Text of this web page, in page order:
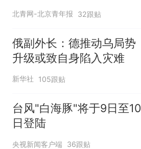
应
北青网-北京青年报 32跟贴
俄副外长：德推动乌局势
升级或致自身陷入灾难
新华社 105跟贴
台风"白海豚"将于9日至10
日登陆
央视新闻客户端 36跟贴